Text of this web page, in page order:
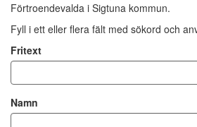
Förtroendevalda i Sigtuna kommun.
Fyll i ett eller flera fält med sökord och
Fritext
Namn